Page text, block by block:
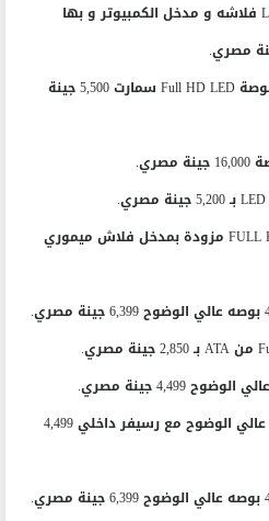
سعر شاشة جولدي 40 بوصة LED فلاشه و مدخل الكمبيوتر و بها
سعر شاشة Sony KDL حجم 40 بوصة Full HD LED سمارت 5,500 جينة
سعر شاشة توشيبا 40 بوصه FULL HD مزودة بمدخل فلاش ميموري
سعر شاشة سامسونج 40 بوصة عالي الوضوح مع رسيفر داخلي 4,499